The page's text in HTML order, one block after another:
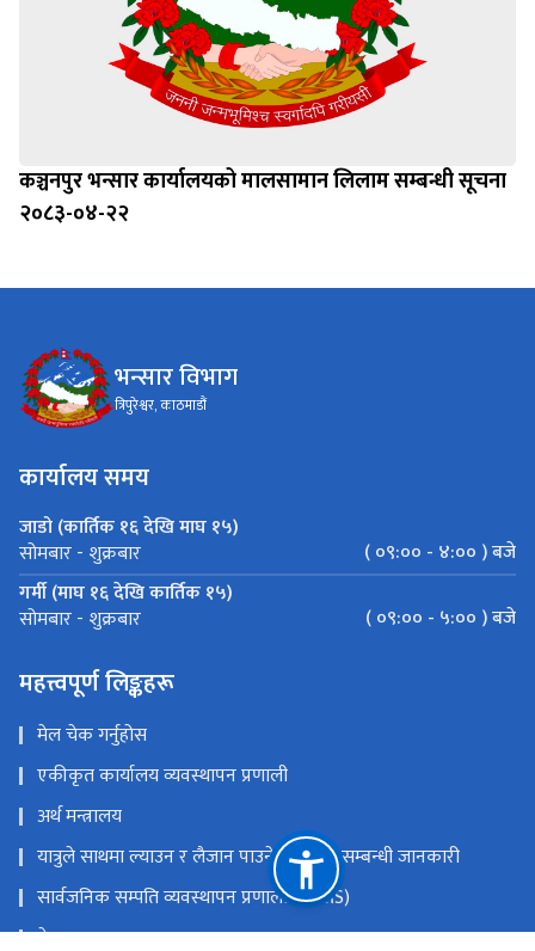
कञ्चनपुर भन्सार कार्यालयको मालसामान लिलाम सम्बन्धी सूचना
२०८३-०४-२२
भन्सार विभाग
त्रिपुरेश्वर, काठमाडौं
कार्यालय समय
जाडो (कार्तिक १६ देखि माघ १५)
सोमबार - शुक्रबार
( ०९:०० - ४:०० ) बजे
गर्मी (माघ १६ देखि कार्तिक १५)
सोमबार - शुक्रबार ( ०९:०० - ५:०० ) बजे
महत्त्वपूर्ण लिङ्कहरू
मेल चेक गर्नुहोस
एकीकृत कार्यालय व्यवस्थापन प्रणाली
अर्थ मन्त्रालय
यात्रुले साथमा ल्याउन र लैजान पाउने मालवस्तु सम्बन्धी जानकारी
सार्वजनिक सम्पति व्यवस्थापन प्रणाली (PAMS)
नेपाल राजपत्र